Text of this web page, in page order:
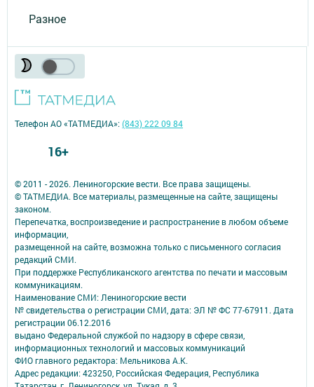
Разное
© 2011 - 2026. Лениногорские вести. Все права защищены.
© ТАТМЕДИА. Все материалы, размещенные на сайте, защищены
законом.
Перепечатка, воспроизведение и распространение в любом объеме
информации,
размещенной на сайте, возможна только с письменного согласия
редакций СМИ.
При поддержке Республиканского агентства по печати и массовым
коммуникациям.
Наименование СМИ: Лениногорские вести
№ свидетельства о регистрации СМИ, дата: ЭЛ № ФС 77-67911. Дата
регистрации 06.12.2016
выдано Федеральной службой по надзору в сфере связи,
информационных технологий и массовых коммуникаций
ФИО главного редактора: Мельникова А.К.
Адрес редакции: 423250, Российская Федерация, Республика
Телефон АО «ТАТМЕДИА»:(843) 222 09 84
16+